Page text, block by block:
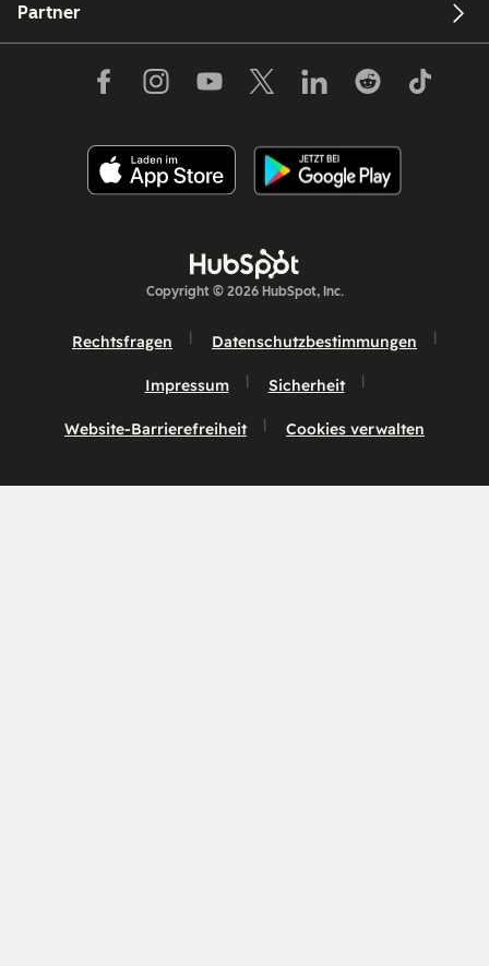
Partner
Copyright © 2026 HubSpot, Inc.
Rechtsfragen Datenschutzbestimmungen
Impressum Sicherheit
Website-Barrierefreiheit Cookies verwalten